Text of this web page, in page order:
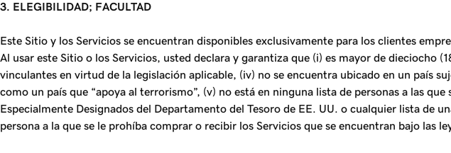
3. ELEGIBILIDAD; FACULTAD
Este Sitio y los Servicios se encuentran disponibles exclusivamente para los clientes
Al usar este Sitio o los Servicios, usted declara y garantiza que (i) es mayor de dieciocho
vinculantes en virtud de la legislación aplicable, (iv) no se encuentra ubicado en un país
como un país que “apoya al terrorismo”, (v) no está en ninguna lista de personas a las
Especialmente Designados del Departamento del Tesoro de EE. UU. o cualquier lista
persona a la que se le prohíba comprar o recibir los Servicios que se encuentran bajo las